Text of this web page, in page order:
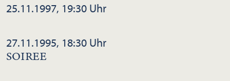
25.11.1997, 19:30 Uhr
27.11.1995, 18:30 Uhr
SOIREE